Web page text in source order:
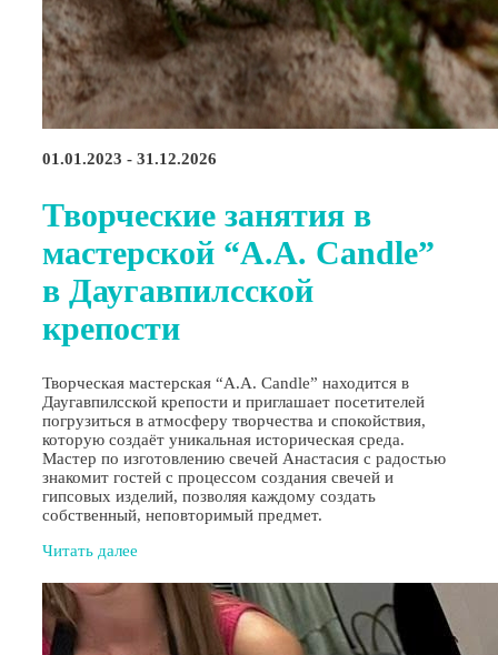
01.01.2023 - 31.12.2026
Творческие занятия в
мастерской “A.A. Candle”
в Даугавпилсской
крепости
Творческая мастерская “A.A. Candle” находится в
Даугавпилсской крепости и приглашает посетителей
погрузиться в атмосферу творчества и спокойствия,
которую создаёт уникальная историческая среда.
Мастер по изготовлению свечей Анастасия с радостью
знакомит гостей с процессом создания свечей и
гипсовых изделий, позволяя каждому создать
собственный, неповторимый предмет.
Читать далее